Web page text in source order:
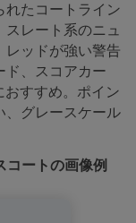
れたコートライン
レート系のニュ
レッドが強い警告
ド、スコアカー
おすすめ。ポイン
、グレースケール
ートの画像例